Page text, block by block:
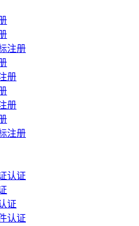
注册
册
册
注册
认证
证
认证